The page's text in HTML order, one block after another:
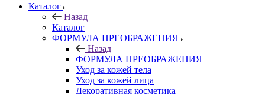
Каталог
Назад
Каталог
ФОРМУЛА ПРЕОБРАЖЕНИЯ
Назад
ФОРМУЛА ПРЕОБРАЖЕНИЯ
Уход за кожей тела
Уход за кожей лица
Декоративная косметика